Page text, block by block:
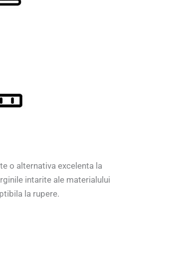
o alternativa excelenta la
intarite ale materialului
la rupere.